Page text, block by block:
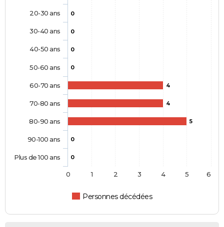
0
0
0
0
4
4
5
0
0
Personnes décédées
20-30 ans
30-40 ans
40-50 ans
50-60 ans
60-70 ans
70-80 ans
80-90 ans
90-100 ans
Plus de 100 ans
0 1 2 3 4 5 6